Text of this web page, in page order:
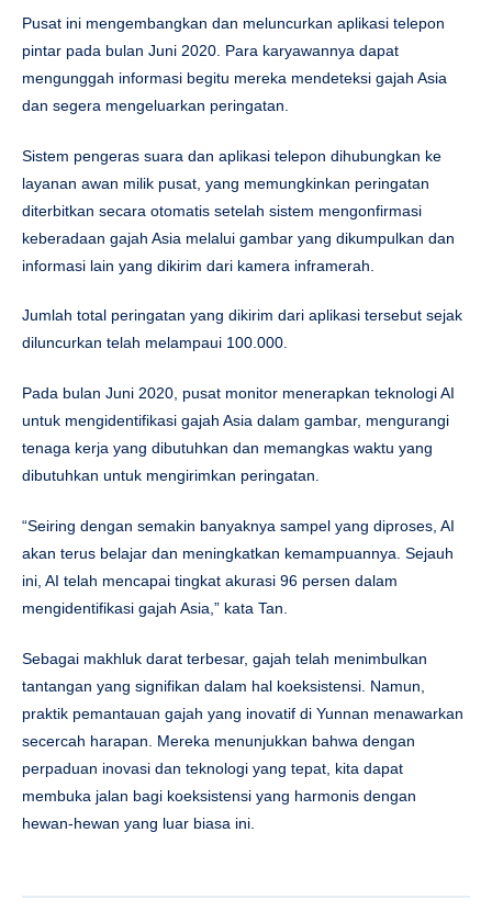
Pusat ini mengembangkan dan meluncurkan aplikasi telepon
pintar pada bulan Juni 2020. Para karyawannya dapat
mengunggah informasi begitu mereka mendeteksi gajah Asia
dan segera mengeluarkan peringatan.
Sistem pengeras suara dan aplikasi telepon dihubungkan ke
layanan awan milik pusat, yang memungkinkan peringatan
diterbitkan secara otomatis setelah sistem mengonfirmasi
keberadaan gajah Asia melalui gambar yang dikumpulkan dan
informasi lain yang dikirim dari kamera inframerah.
Jumlah total peringatan yang dikirim dari aplikasi tersebut sejak
diluncurkan telah melampaui 100.000.
Pada bulan Juni 2020, pusat monitor menerapkan teknologi AI
untuk mengidentifikasi gajah Asia dalam gambar, mengurangi
tenaga kerja yang dibutuhkan dan memangkas waktu yang
dibutuhkan untuk mengirimkan peringatan.
“Seiring dengan semakin banyaknya sampel yang diproses, AI
akan terus belajar dan meningkatkan kemampuannya. Sejauh
ini, AI telah mencapai tingkat akurasi 96 persen dalam
mengidentifikasi gajah Asia,” kata Tan.
Sebagai makhluk darat terbesar, gajah telah menimbulkan
tantangan yang signifikan dalam hal koeksistensi. Namun,
praktik pemantauan gajah yang inovatif di Yunnan menawarkan
secercah harapan. Mereka menunjukkan bahwa dengan
perpaduan inovasi dan teknologi yang tepat, kita dapat
membuka jalan bagi koeksistensi yang harmonis dengan
hewan-hewan yang luar biasa ini.